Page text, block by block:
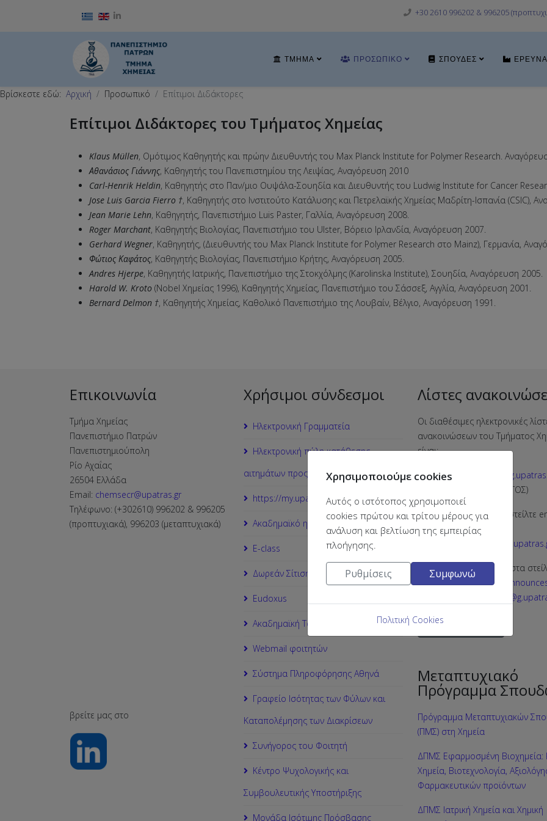
Επιλέξτε τη γλώσσα σας +30 2610 996202 & 996205
ΤΜΉΜΑ ΠΡΟΣΩΠΙΚΌ ΣΠΟΥΔΈΣ ΈΡΕΥΝΑ
Βρίσκεστε εδώ: Αρχική Προσωπικό Επίτιμοι Διδάκτορες
Επίτιμοι Διδάκτορες του Τμήματος Χημείας
Klaus Müllen, Ομότιμος Καθηγητής και πρώην Διευθυντής του Max Planck Institute for Polymer Research.
Αθανάσιος Γιάννης, Καθηγητής του Πανεπιστημίου της Λειψίας, Aναγόρευση 2010
Carl-Henrik Heldin, Καθηγητής στο Παν/μιο Ουψάλα-Σουηδία και Διευθυντής του Ludwig Institute for Cancer
Jose Luis Garcia Fierro †, Καθηγητής στο Ινστιτούτο Κατάλυσης και Πετρελαϊκής Χημείας Μαδρίτη-Ισπανία (CSIC),
Jean Marie Lehn, Καθηγητής, Πανεπιστήμιο Luis Paster, Γαλλία, Αναγόρευση 2008.
Roger Marchant, Καθηγητής Βιολογίας, Πανεπιστήμιο του Ulster, Βόρειο Ιρλανδία, Αναγόρευση 2007.
Gerhard Wegner, Καθηγητής, (Διευθυντής του Max Planck Institute for Polymer Research στο Mainz), Γερμανία,
Φώτιος Καφάτος, Καθηγητής Βιολογίας, Πανεπιστήμιο Κρήτης, Αναγόρευση 2005.
Andres Hjerpe, Καθηγητής Ιατρικής, Πανεπιστήμιο της Στοκχόλμης (Karolinska Institute), Σουηδία, Αναγόρευση 2005.
Harold W. Kroto (Nobel Χημείας 1996), Καθηγητής Χημείας, Πανεπιστήμιο του Σάσσεξ, Αγγλία, Αναγόρευση 2001.
Bernard Delmon †, Καθηγητής Χημείας, Καθολικό Πανεπιστήμιο της Λουβαίν, Βέλγιο, Αναγόρευση 1991.
Επικοινωνία
Τμήμα Χημείας
Πανεπιστήμιο Πατρών
Πανεπιστημιούπολη
Ρίο Αχαΐας
26504 Ελλάδα
Email: chemsecr@upatras.gr
Τηλέφωνο: (+302610) 996202 & 996205
(προπτυχιακά), 996203 (μεταπτυχιακά)
βρείτε μας στο
Χρήσιμοι σύνδεσμοι
Ηλεκτρονική Γραμματεία
Ηλεκτρονική πύλη κατάθεσης
αιτημάτων προς τη γραμματεία
https://my.upatras.gr/
Ακαδημαϊκό ημερολόγιο
Ε-class
Δωρεάν Σίτιση
Εudoxus
Ακαδημαϊκή Ταυτότητα
Webmail φοιτητών
Σύστημα Πληροφόρησης Αθηνά
Γραφείο Ισότητας των Φύλων και
Καταπολέμησης των Διακρίσεων
Συνήγορος του Φοιτητή
Κέντρο Ψυχολογικής και
Συμβουλευτικής Υποστήριξης
Μονάδα Ισότιμης Πρόσβασης
Λίστες
Οι διαθέσιμες ηλεκτρονικές
ανακοινώσεων του Τμήματος
είναι:
announces-
(ΑΝΑΚΟΙΝΩΣΕΙΣ ΤΜΗΜΑΤΟΣ)
Για εγγραφή στη λίστα στείλτε
διεύθυνση:announces-
Για διαγραφή από τη λίστα
email στη διεύθυνση:
Περισσότερα …
Μεταπτυχιακό
Πρόγραμμα
Πρόγραμμα Μεταπτυχιακών
(ΠΜΣ) στη Χημεία
ΔΠΜΣ Εφαρμοσμένη Βιοχημεία:
Χημεία, Βιοτεχνολογία,
Φαρμακευτικών προϊόντων
ΔΠΜΣ Ιατρική Χημεία και Χημική
Χρησιμοποιούμε cookies
Αυτός ο ιστότοπος χρησιμοποιεί
cookies πρώτου και τρίτου μέρους για
ανάλυση και βελτίωση της εμπειρίας
πλοήγησης.
Ρυθμίσεις Συμφωνώ
Πολιτική Cookies